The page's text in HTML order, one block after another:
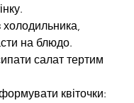
холодильника,
на блюдо.
салат тертим
квіточки: